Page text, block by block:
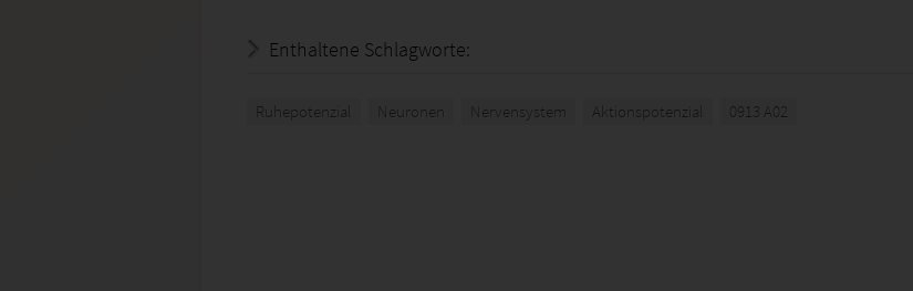
Enthaltene Schlagworte:
Ruhepotenzial Neuronen Nervensystem Aktionspotenzial 0913 A02